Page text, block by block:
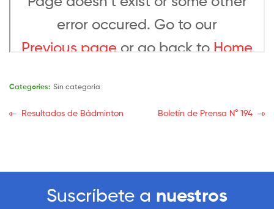
Categories: Sin categoría
Resultados de Bádminton Boletín de Prensa N° 194
Suscríbete a nuestros